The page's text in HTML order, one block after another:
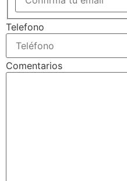
Telefono
Comentarios